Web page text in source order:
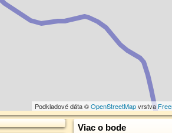
Podkladové dáta ©OpenStreetMapvrstva
Viac o bode